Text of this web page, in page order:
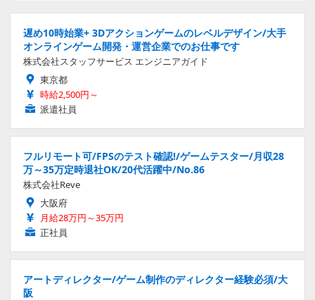
遅め10時始業+ 3Dアクションゲームのレベルデザイン/大手
オンラインゲーム開発・運営企業でのお仕事です
株式会社スタッフサービス エンジニアガイド
東京都
時給2,500円～
派遣社員
フルリモート可/FPSのテスト確認!/ゲームテスター/月収28
万～35万定時退社OK/20代活躍中/No.86
株式会社Reve
大阪府
月給28万円～35万円
正社員
アートディレクター/ゲーム制作のディレクター経験必須/大
阪